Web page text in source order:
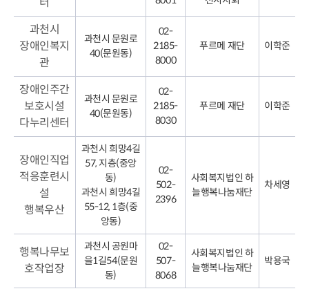
과천시
장애인복지
관
과천시 문원로
40(문원동)
02-
2185-
8000
푸르메 재단 이학준
장애인주간
보호시설
다누리센터
과천시 문원로
40(문원동)
02-
2185-
8030
푸르메 재단 이학준
장애인직업
적응훈련시
설
행복우산
과천시 희망4길
57, 지층(중앙
동)
과천시 희망4길
55-12, 1층(중
앙동)
02-
502-
2396
사회복지법인 하
늘행복나눔재단
차세영
행복나무보
호작업장
과천시 공원마
을1길54(문원
동)
02-
507-
8068
사회복지법인 하
늘행복나눔재단
박용국